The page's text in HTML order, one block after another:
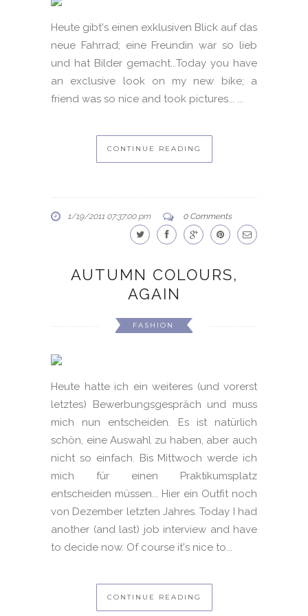
Heute gibt's einen exklusiven Blick auf das
neue Fahrrad; eine Freundin war so lieb
und hat Bilder gemacht...Today you have
an exclusive look on my new bike; a
friend was so nice and took pictures... ...
CONTINUE READING
1/19/2011 07:37:00 pm 0 Comments
AUTUMN COLOURS,
AGAIN
FASHION
Heute hatte ich ein weiteres (und vorerst
letztes) Bewerbungsgespräch und muss
mich nun entscheiden. Es ist natürlich
schön, eine Auswahl zu haben, aber auch
nicht so einfach. Bis Mittwoch werde ich
mich für einen Praktikumsplatz
entscheiden müssen... Hier ein Outfit noch
von Dezember letzten Jahres. Today I had
another (and last) job interview and have
to decide now. Of course it's nice to...
CONTINUE READING